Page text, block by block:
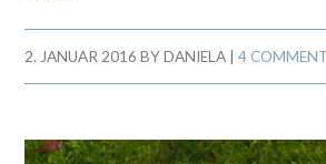
2. JANUAR 2016 BYDANIELA |4